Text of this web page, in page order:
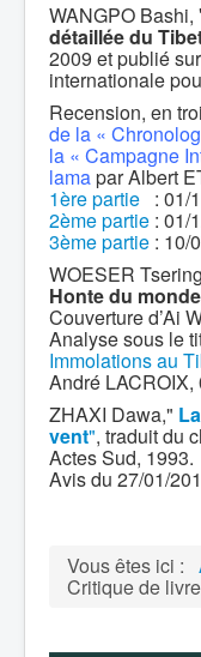
WANGPO Bashi,
détaillée du
2009 et publié
internationale
Recension, en
de la «
la « Campagne
lamapar Albert
1ère partie : 01/
2ème partie : 01/
3ème partie : 10/
WOESER
Honte du monde
Couverture d’Ai
Analyse sous le
Immolations au
André LACROIX,
ZHAXI Dawa,"
vent", traduit du
Actes Sud, 1993.
Avis du 27/01/
Vous êtes ici :
Critique de